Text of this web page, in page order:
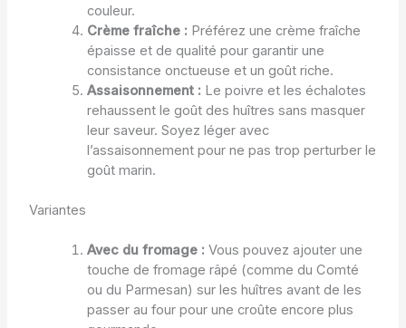
couleur.
Crème fraîche : Préférez une crème fraîche
épaisse et de qualité pour garantir une
consistance onctueuse et un goût riche.
Assaisonnement : Le poivre et les échalotes
rehaussent le goût des huîtres sans masquer
leur saveur. Soyez léger avec
l’assaisonnement pour ne pas trop perturber le
goût marin.
Variantes
Avec du fromage : Vous pouvez ajouter une
touche de fromage râpé (comme du Comté
ou du Parmesan) sur les huîtres avant de les
passer au four pour une croûte encore plus